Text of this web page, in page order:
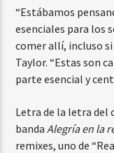
“Estábamos
esenciales para los
comer allí, incluso
Taylor. “Estas son
parte esencial y
Letra de la letra del
bandaAlegría en la
remixes, uno de